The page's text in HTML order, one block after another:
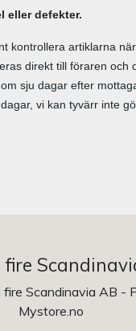
eller defekter.
kontrollera artiklarna
direkt till föraren och
sju dagar efter
vi kan tyvärr inte
fire
Scandinavia AB -
Mystore.no